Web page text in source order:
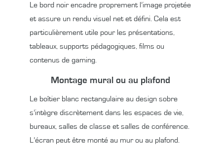
Le bord noir encadre proprement l’image projetée
et assure un rendu visuel net et défini. Cela est
particulièrement utile pour les présentations,
tableaux, supports pédagogiques, films ou
contenus de gaming.
Montage mural ou au plafond
Le boîtier blanc rectangulaire au design sobre
s’intègre discrètement dans les espaces de vie,
bureaux, salles de classe et salles de conférence.
L’écran peut être monté au mur ou au plafond.